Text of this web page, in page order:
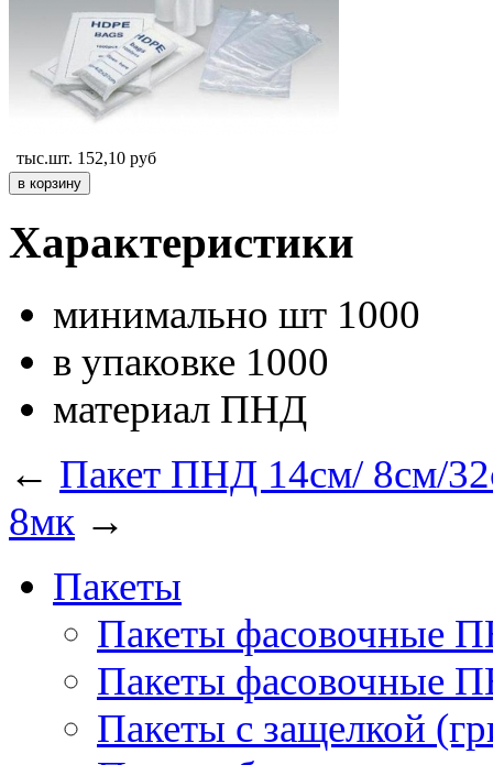
тыс.шт. 152,10 руб
Характеристики
минимально шт 1000
в упаковке 1000
материал ПНД
← Пакет ПНД 14см/ 8см/
8мк →
Пакеты
Пакеты фасовочные
Пакеты фасовочные
Пакеты с защелкой